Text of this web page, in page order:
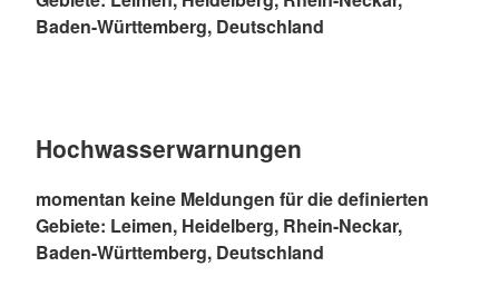
Baden-Württemberg, Deutschland
Hochwasserwarnungen
momentan keine Meldungen für die definierten
Gebiete: Leimen, Heidelberg, Rhein-Neckar,
Baden-Württemberg, Deutschland